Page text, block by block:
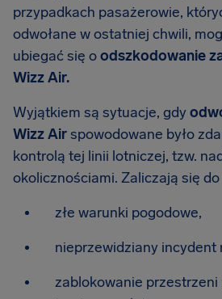
przypadkach pasażerowie,
odwołane w ostatniej chwili,
ubiegać się oodszkodowanie
Wizz Air.
Wyjątkiem są sytuacje, gdy
Wizz Airspowodowane było
kontrolą tej linii lotniczej, tzw.
okolicznościami. Zaliczają się
złe warunki pogodowe,
nieprzewidziany incydent
zablokowanie